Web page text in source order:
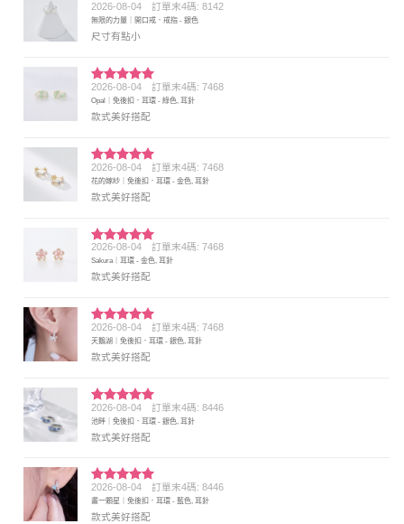
評分4
滿分 5
2026-08-04 訂單末4碼: 8142
無限的力量｜開口戒．戒指 - 銀色
尺寸有點小
評分5 滿
分 5
2026-08-04 訂單末4碼: 7468
Opal｜免後扣．耳環 - 綠色, 耳針
款式美好搭配
評分5 滿
分 5
2026-08-04 訂單末4碼: 7468
花的嫁紗｜免後扣．耳環 - 金色, 耳針
款式美好搭配
評分5 滿
分 5
2026-08-04 訂單末4碼: 7468
Sakura｜耳環 - 金色, 耳針
款式美好搭配
評分5 滿
分 5
2026-08-04 訂單末4碼: 7468
天鵝湖｜免後扣．耳環 - 銀色, 耳針
款式美好搭配
評分5滿
分 5
2026-08-04 訂單末4碼: 8446
池畔｜免後扣．耳環 - 銀色, 耳針
款式美好搭配
評分5 滿
分 5
2026-08-04 訂單末4碼: 8446
畫一顆星｜免後扣．耳環 - 藍色, 耳針
款式美好搭配